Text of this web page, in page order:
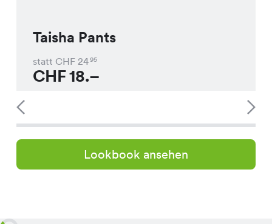
Taisha Pants
statt CHF 2495
CHF18.–
Lookbook ansehen